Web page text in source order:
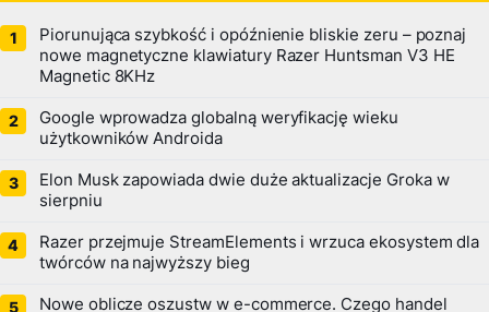
Piorunująca szybkość i opóźnienie bliskie zeru – poznaj
nowe magnetyczne klawiatury Razer Huntsman V3 HE
Magnetic 8KHz
Google wprowadza globalną weryfikację wieku
użytkowników Androida
Elon Musk zapowiada dwie duże aktualizacje Groka w
sierpniu
Razer przejmuje StreamElements i wrzuca ekosystem dla
twórców na najwyższy bieg
Nowe oblicze oszustw w e-commerce. Czego handel